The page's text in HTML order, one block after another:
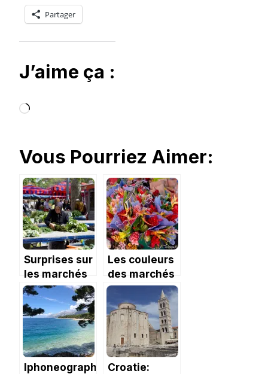
Partager
J’aime ça :
Chargement…
Vous Pourriez Aimer:
Surprises sur
les marchés
de Croatie
Les couleurs
des marchés
réunionnais.
Iphoneography
Croatie: